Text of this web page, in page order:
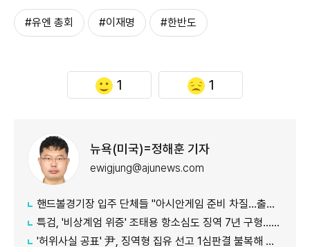
#유엔 총회 #이재명 #한반도
1 1
뉴욕(미국)=정해훈 기자
ewigjung@ajunews.com
핸드볼경기장 입주 단체들 "아시안게임 준비 차질…출입 협조 간곡히 요청"
특검, '비상계엄 위증' 조태용 항소심도 징역 7년 구형…내달 19일 선고
'허위사실 공표' 尹, 징역형 집유 선고 1심판결 불복해 항소